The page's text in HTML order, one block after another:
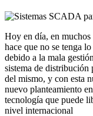
Hoy en día, en muchos
hace que no se tenga
debido a la mala
sistema de distribución
del mismo, y con esta
nuevo planteamiento
tecnología que puede
nivel internacional